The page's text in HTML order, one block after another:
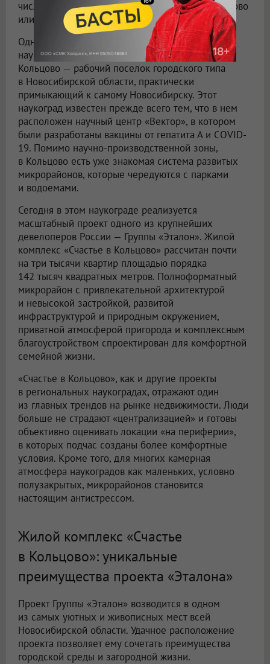
числе созданными с нуля, как, например, Сколково
или Иннополис, город-спутник Казани.
Одной из успешных трансформаций советского
наукограда к современным реалиям считается
Кольцово — рабочий поселок городского типа
в Новосибирской области, практически
примыкающий к самому Новосибирску. Этот
наукоград известен прежде всего тем, что в нем
расположен научный центр «Вектор», в котором
были разработаны вакцины от гепатита А и COVID-
19. Помимо научно-производственной зоны,
в Кольцово есть уже знакомая система развитых
микрорайонов, которые чередуются с парками
и водоемами.
Сегодня в этом наукограде реализуется
масштабный проект одного из крупнейших
девелоперов России — Группы «Эталон». Жилой
комплекс «Счастье в Кольцово» рассчитан почти
на три тысячи квартир площадью порядка
142 тысяч квадратных метров. Полноформатный
микрорайон с привлекательной архитектурой
и невысокой застройкой, развитой
инфраструктурой и природным окружением,
приватной атмосферой пригорода и комплексным
благоустройством спроектирован для комфортной
семейной жизни.
«Счастье в Кольцово», как и другие проекты
в региональных наукоградах, отражают один
из главных трендов на рынке недвижимости. Люди
больше не страдают «централизацией» и готовы
объективно оценивать локации «на периферии»,
в которых подчас созданы более комфортные
условия. Кроме того, для многих камерная
атмосфера наукоградов как маленьких, условно
полузакрытых, микрорайонов становится
настоящим антистрессом.
Жилой комплекс «Счастье
в Кольцово»: уникальные
преимущества проекта «Эталона»
Проект Группы «Эталон» возводится в одном
из самых уютных и живописных мест всей
Новосибирской области. Удачное расположение
проекта позволяет ему сочетать преимущества
городской среды и загородной жизни.